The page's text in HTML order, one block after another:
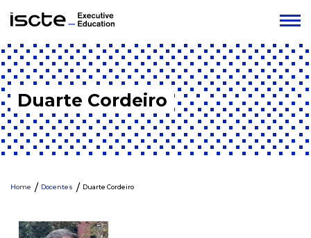
Duarte Cordeiro
Home Docentes Duarte Cordeiro